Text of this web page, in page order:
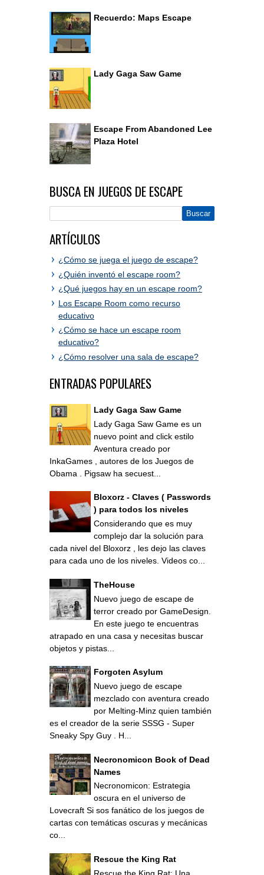
Recuerdo: Maps Escape
Lady Gaga Saw Game
Escape From Abandoned Lee
Plaza Hotel
BUSCA EN JUEGOS DE ESCAPE
ARTÍCULOS
¿Cómo se juega el juego de escape?
¿Quién inventó el escape room?
¿Qué juegos hay en un escape room?
Los Escape Room como recurso
educativo
¿Cómo se hace un escape room
educativo?
¿Cómo resolver una sala de escape?
ENTRADAS POPULARES
Lady Gaga Saw Game
Lady Gaga Saw Game es un
nuevo point and click estilo
Aventura creado por
InkaGames , autores de los Juegos de
Obama . Pigsaw ha secuest...
Bloxorz - Claves ( Passwords
) para todos los niveles
Considerando que es muy
complejo dar la solución para
cada nivel del Bloxorz , les dejo las claves
para cada uno de los niveles. Videos co...
TheHouse
Nuevo juego de escape de
terror creado por GameDesign.
En este juego te encuentras
atrapado en una casa y necesitas buscar
objetos y pistas...
Forgoten Asylum
Nuevo juego de escape
mezclado con aventura creado
por Melting-Minz quien también
es el creador de la serie SSSG - Super
Sneaky Spy Guy . H...
Necronomicon Book of Dead
Names
Necronomicon: Estrategia
oscura en el universo de
Lovecraft Si sos fanático de los juegos de
cartas con temáticas oscuras y mecánicas
co...
Rescue the King Rat
Rescue the King Rat: Una